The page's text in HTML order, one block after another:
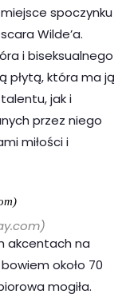
spoczynku
Wilde’a.
i biseksualnego
płytą, która ma ją
jak i
przez niego
miłości i
akcentach na
około 70
mogiła.